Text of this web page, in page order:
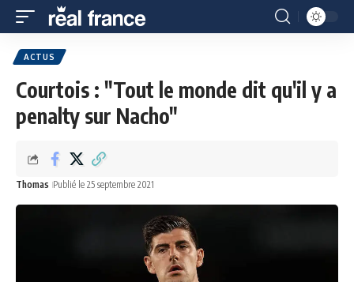
ACTUS
Courtois : "Tout le monde dit qu'il y a
penalty sur Nacho"
Thomas Publié le 25 septembre 2021